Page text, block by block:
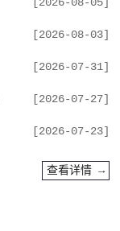
[2026-08-05]
[2026-08-03]
[2026-07-31]
[2026-07-27]
[2026-07-23]
查看详情 →